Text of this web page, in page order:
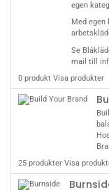
egen
Med
Se
mail till
0 produkt Visa produkter
25 produkter Visa